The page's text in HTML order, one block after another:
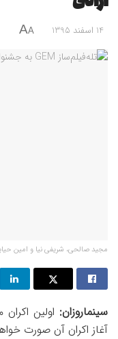
14 اسفند 1395 A
A
مجید صالحی، شریفی نیا و امین
سینماروزان: اولین
آغاز اکران آن صورت